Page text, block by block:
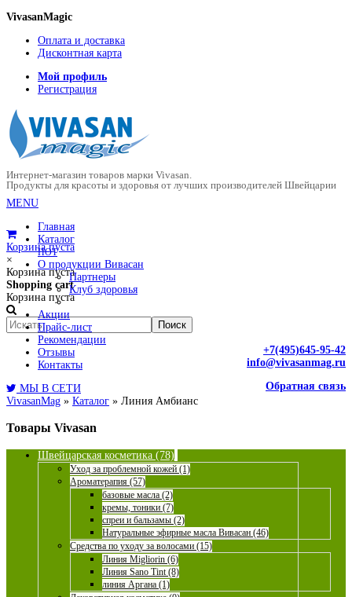
VivasanMagic
Оплата и доставка
Дисконтная карта
Мой профиль
Регистрация
Интернет-магазин товаров марки Vivasan.
Продукты для красоты и здоровья от лучших производителей Швейцарии
Корзина пуста
×
Корзина пуста
Shopping cart
Корзина пуста
+7(495)645-95-42
info@vivasanmag.ru
Обратная связь
MENU
Главная
Каталог
HOT
О продукции Вивасан
Партнеры
Клуб здоровья
Акции
Прайс-лист
Рекомендации
Отзывы
Контакты
МЫ В СЕТИ
VivasanMag » Каталог » Линия Амбианс
Товары Vivasan
Швейцарская косметика (78)
Уход за проблемной кожей (1)
Ароматерапия (57)
базовые масла (2)
кремы, тоники (7)
спреи и бальзамы (2)
Натуральные эфирные масла Вивасан (46)
Средства по уходу за волосами (15)
Линия Migliorin (6)
Линия Sano Tint (8)
линия Аргана (1)